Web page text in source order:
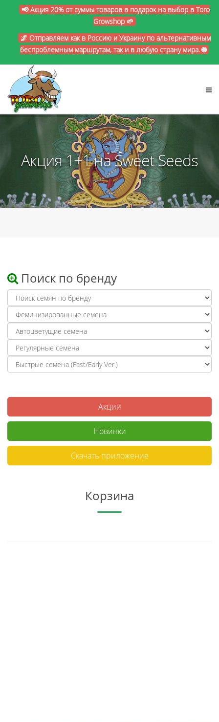
📢 Акция 20% от суммы товаров в подарок на выбор в Toro
Growshop 🌱
🌌 Отправляем как в Россию и Украину по альтернативным
беспроблемным маршрутам, так и в любую страну мира. 🌐
Акция 1+1 на Sweet Seeds
Поиск по бренду
Акции
Новинки
Скачать приложение
Корзина